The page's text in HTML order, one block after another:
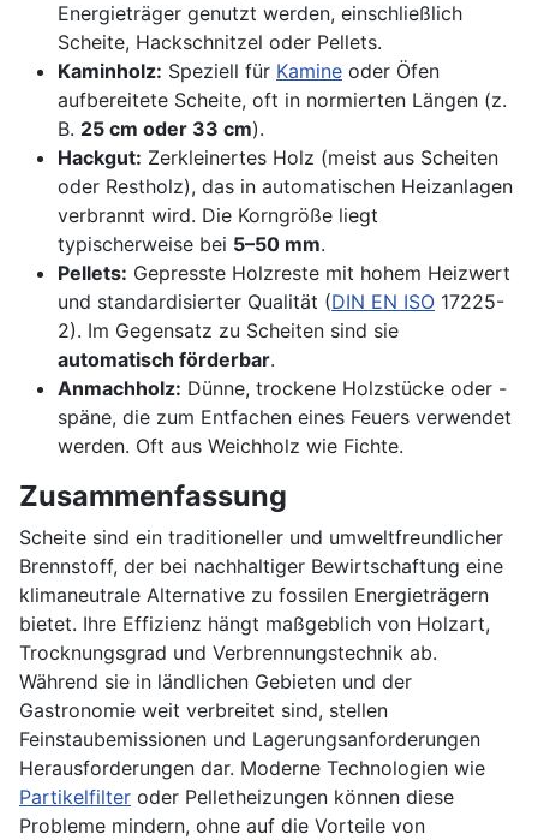
Energieträger genutzt werden, einschließlich
Scheite, Hackschnitzel oder Pellets.
Kaminholz: Speziell für Kamine oder Öfen
aufbereitete Scheite, oft in normierten Längen (z.
B. 25 cm oder 33 cm).
Hackgut: Zerkleinertes Holz (meist aus Scheiten
oder Restholz), das in automatischen Heizanlagen
verbrannt wird. Die Korngröße liegt
typischerweise bei 5–50 mm.
Pellets: Gepresste Holzreste mit hohem Heizwert
und standardisierter Qualität (DIN EN ISO 17225-
2). Im Gegensatz zu Scheiten sind sie
automatisch förderbar.
Anmachholz: Dünne, trockene Holzstücke oder -
späne, die zum Entfachen eines Feuers verwendet
werden. Oft aus Weichholz wie Fichte.
Zusammenfassung
Scheite sind ein traditioneller und umweltfreundlicher
Brennstoff, der bei nachhaltiger Bewirtschaftung eine
klimaneutrale Alternative zu fossilen Energieträgern
bietet. Ihre Effizienz hängt maßgeblich von Holzart,
Trocknungsgrad und Verbrennungstechnik ab.
Während sie in ländlichen Gebieten und der
Gastronomie weit verbreitet sind, stellen
Feinstaubemissionen und Lagerungsanforderungen
Herausforderungen dar. Moderne Technologien wie
Partikelfilter oder Pelletheizungen können diese
Probleme mindern, ohne auf die Vorteile von